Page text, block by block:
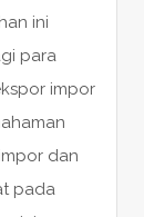
ini
para
impor
dan
pada